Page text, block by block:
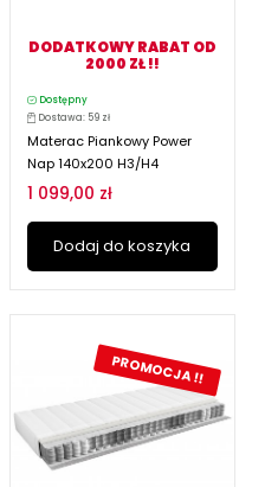
DODATKOWY RABAT OD
2000 ZŁ !!
Dostępny
Dostawa: 59 zł
Materac Piankowy Power
Nap 140x200 H3/H4
1 099,00 zł
Dodaj do koszyka
PROMOCJA !!